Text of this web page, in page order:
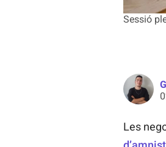
Sessió
Les